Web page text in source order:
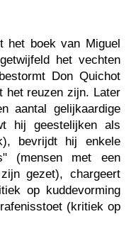
het boek van Miguel
het vechten
Don Quichot
het reuzen zijn. Later
aantal gelijkaardige
hij geestelijken als
bevrijdt hij enkele
(mensen met een
gezet), chargeert
op kuddevorming
(kritiek op